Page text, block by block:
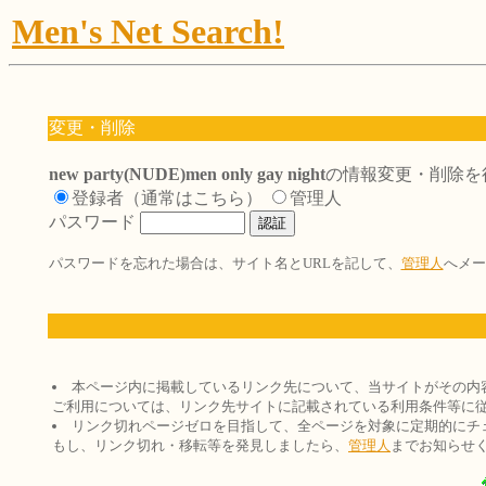
Men's Net Search!
変更・削除
new party(NUDE)men only gay nightの情報変更・削除を
登録者（通常はこちら）
管理人
パスワード
パスワードを忘れた場合は、サイト名とURLを記して、 管理人へメ
本ページ内に掲載しているリンク先について、当サイトがその内
ご利用については、リンク先サイトに記載されている利用条件等に
リンク切れページゼロを目指して、全ページを対象に定期的にチ
もし、リンク切れ・移転等を発見しましたら、 管理人 までお知らせ